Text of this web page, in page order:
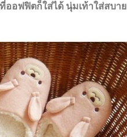
ออฟฟิตก็ใส่ได้ นุ่มเท้าใส่สบาย